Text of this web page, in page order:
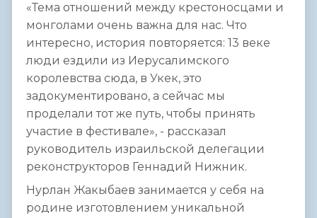
«Тема отношений между крестоносцами и
монголами очень важна для нас. Что
интересно, история повторяется: 13 веке
люди ездили из Иерусалимского
королевства сюда, в Укек, это
задокументировано, а сейчас мы
проделали тот же путь, чтобы принять
участие в фестивале», - рассказал
руководитель израильской делегации
реконструкторов Геннадий Нижник.
Нурлан Жакыбаев занимается у себя на
родине изготовлением уникальной